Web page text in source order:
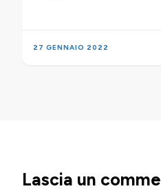
27 GENNAIO 2022
Lascia un